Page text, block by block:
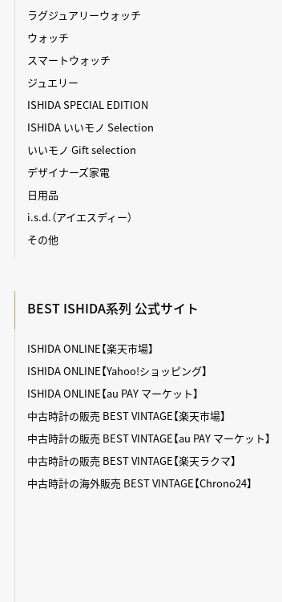
ラグジュアリーウォッチ
ウォッチ
スマートウォッチ
ジュエリー
ISHIDA SPECIAL EDITION
ISHIDA いいモノ Selection
いいモノ Gift selection
デザイナーズ家電
日用品
i.s.d.（アイエスディー）
その他
BEST ISHIDA系列 公式サイト
ISHIDA ONLINE【楽天市場】
ISHIDA ONLINE【Yahoo!ショッピング】
ISHIDA ONLINE【au PAY マーケット】
中古時計の販売 BEST VINTAGE【楽天市場】
中古時計の販売 BEST VINTAGE【au PAY マーケット】
中古時計の販売 BEST VINTAGE【楽天ラクマ】
中古時計の海外販売 BEST VINTAGE【Chrono24】